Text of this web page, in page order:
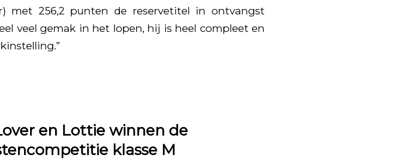
met 256,2 punten de reservetitel in ontvangst
veel gemak in het lopen, hij is heel compleet en
en Lottie winnen de
klasse M